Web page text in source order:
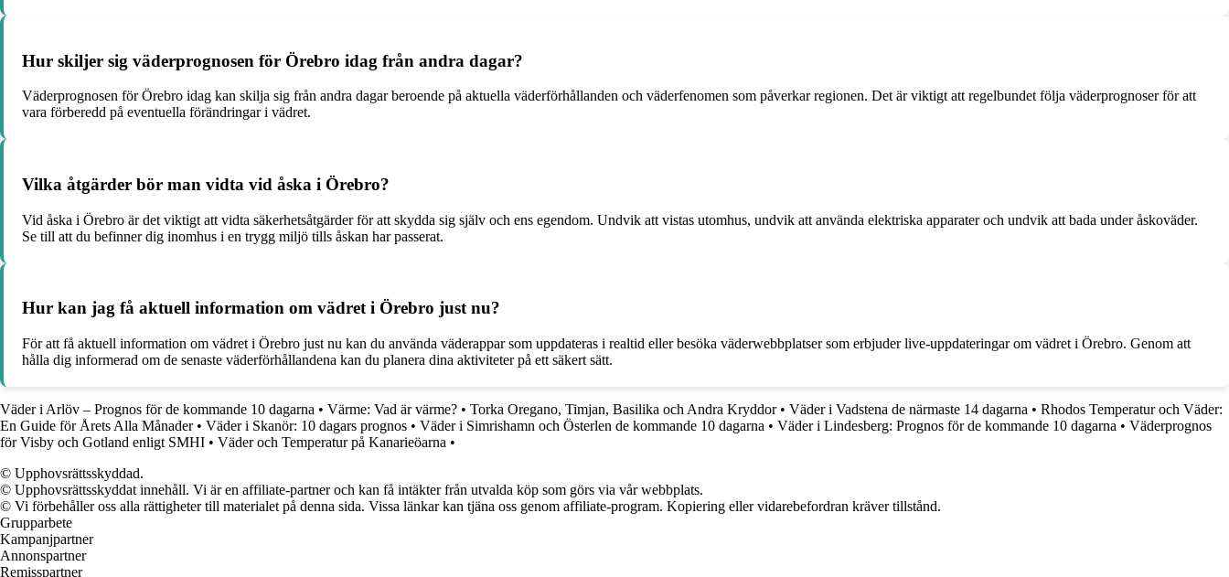
Hur skiljer sig väderprognosen för Örebro idag från andra dagar?
Väderprognosen för Örebro idag kan skilja sig från andra dagar beroende på aktuella väderförhållanden och väderfenomen som påverkar regionen. Det är viktigt att regelbundet följa väderprognoser för att
vara förberedd på eventuella förändringar i vädret.
Vilka åtgärder bör man vidta vid åska i Örebro?
Vid åska i Örebro är det viktigt att vidta säkerhetsåtgärder för att skydda sig själv och ens egendom. Undvik att vistas utomhus, undvik att använda elektriska apparater och undvik att bada under åskoväder.
Se till att du befinner dig inomhus i en trygg miljö tills åskan har passerat.
Hur kan jag få aktuell information om vädret i Örebro just nu?
För att få aktuell information om vädret i Örebro just nu kan du använda väderappar som uppdateras i realtid eller besöka väderwebbplatser som erbjuder live-uppdateringar om vädret i Örebro. Genom att
hålla dig informerad om de senaste väderförhållandena kan du planera dina aktiviteter på ett säkert sätt.
Väder i Arlöv – Prognos för de kommande 10 dagarna • Värme: Vad är värme? • Torka Oregano, Timjan, Basilika och Andra Kryddor• Väder i Vadstena de närmaste 14 dagarna • Rhodos Temperatur och Väder:
En Guide för Årets Alla Månader• Väder i Skanör: 10 dagars prognos • Väder i Simrishamn och Österlen de kommande 10 dagarna • Väder i Lindesberg: Prognos för de kommande 10 dagarna • Väderprognos
för Visby och Gotland enligt SMHI • Väder och Temperatur på Kanarieöarna •
© Upphovsrättsskyddad.
© Upphovsrättsskyddat innehåll. Vi är en affiliate-partner och kan få intäkter från utvalda köp som görs via vår webbplats.
© Vi förbehåller oss alla rättigheter till materialet på denna sida. Vissa länkar kan tjäna oss genom affiliate-program. Kopiering eller vidarebefordran kräver tillstånd.
Grupparbete
Kampanjpartner
Annonspartner
Remisspartner